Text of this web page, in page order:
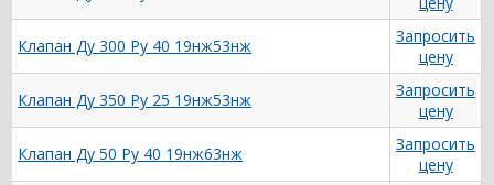
Клапан Ду 300 Ру 40 19нж53нж
Запросить
цену
Клапан Ду 350 Ру 25 19нж53нж
Запросить
цену
Клапан Ду 50 Ру 40 19нж63нж
Запросить
цену